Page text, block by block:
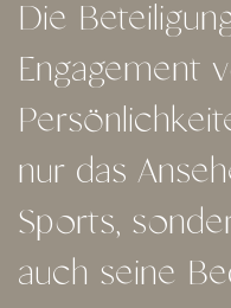
Die
Engagement
nur das
Sports,
auch seine